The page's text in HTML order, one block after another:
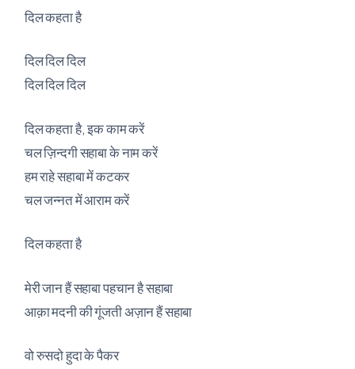
दिल कहता है
दिल दिल दिल
दिल दिल दिल
दिल कहता है, इक काम करें
चल ज़िन्दगी सहाबा के नाम करें
हम राहे सहाबा में कटकर
चल जन्नत में आराम करें
दिल कहता है
मेरी जान हैं सहाबा पहचान है सहाबा
आक़ा मदनी की गूंजती अज़ान हैं सहाबा
वो रुसदो हुदा के पैकर